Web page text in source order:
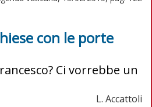
con le porte
Ci vorrebbe un
L. Accattoli